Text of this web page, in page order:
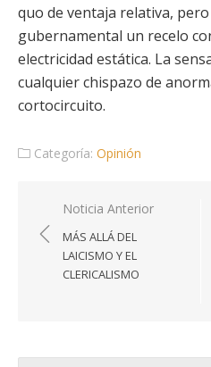
quo de ventaja relativa,
gubernamental un recelo
electricidad estática. La
cualquier chispazo de
cortocircuito.
Categoría: Opinión
Navegación
de
entradas
Noticia Anterior
MÁS ALLÁ DEL
LAICISMO Y EL
CLERICALISMO